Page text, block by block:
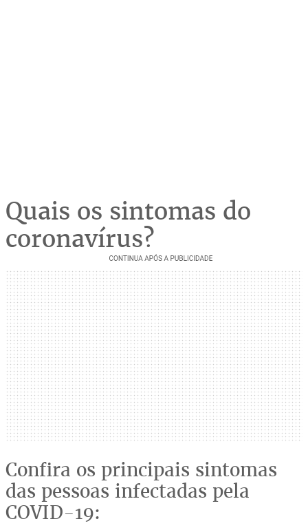
Quais os sintomas do
coronavírus?
Confira os principais sintomas
das pessoas infectadas pela
COVID-19: